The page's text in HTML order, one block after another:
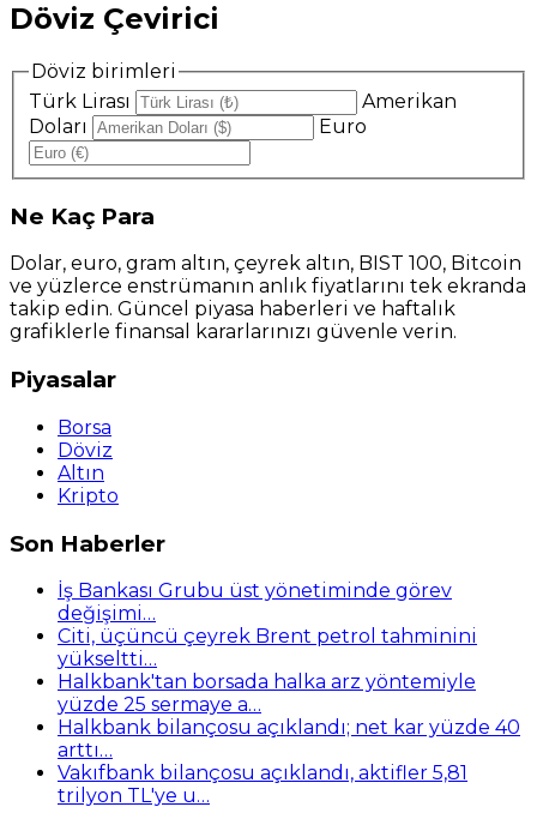
Döviz Çevirici
Döviz birimleri
Türk Lirası
Amerikan
Doları
Euro
Ne Kaç Para
Dolar, euro, gram altın, çeyrek altın, BIST 100, Bitcoin
ve yüzlerce enstrümanın anlık fiyatlarını tek ekranda
takip edin. Güncel piyasa haberleri ve haftalık
grafiklerle finansal kararlarınızı güvenle verin.
Piyasalar
Borsa
Döviz
Altın
Kripto
Son Haberler
İş Bankası Grubu üst yönetiminde görev
değişimi…
Citi, üçüncü çeyrek Brent petrol tahminini
yükseltti…
Halkbank'tan borsada halka arz yöntemiyle
yüzde 25 sermaye a…
Halkbank bilançosu açıklandı; net kar yüzde 40
arttı…
Vakıfbank bilançosu açıklandı, aktifler 5,81
trilyon TL'ye u…